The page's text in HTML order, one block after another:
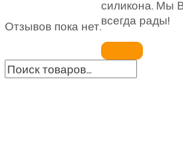
Отзывов пока нет.
силикона. Мы
всегда рады!